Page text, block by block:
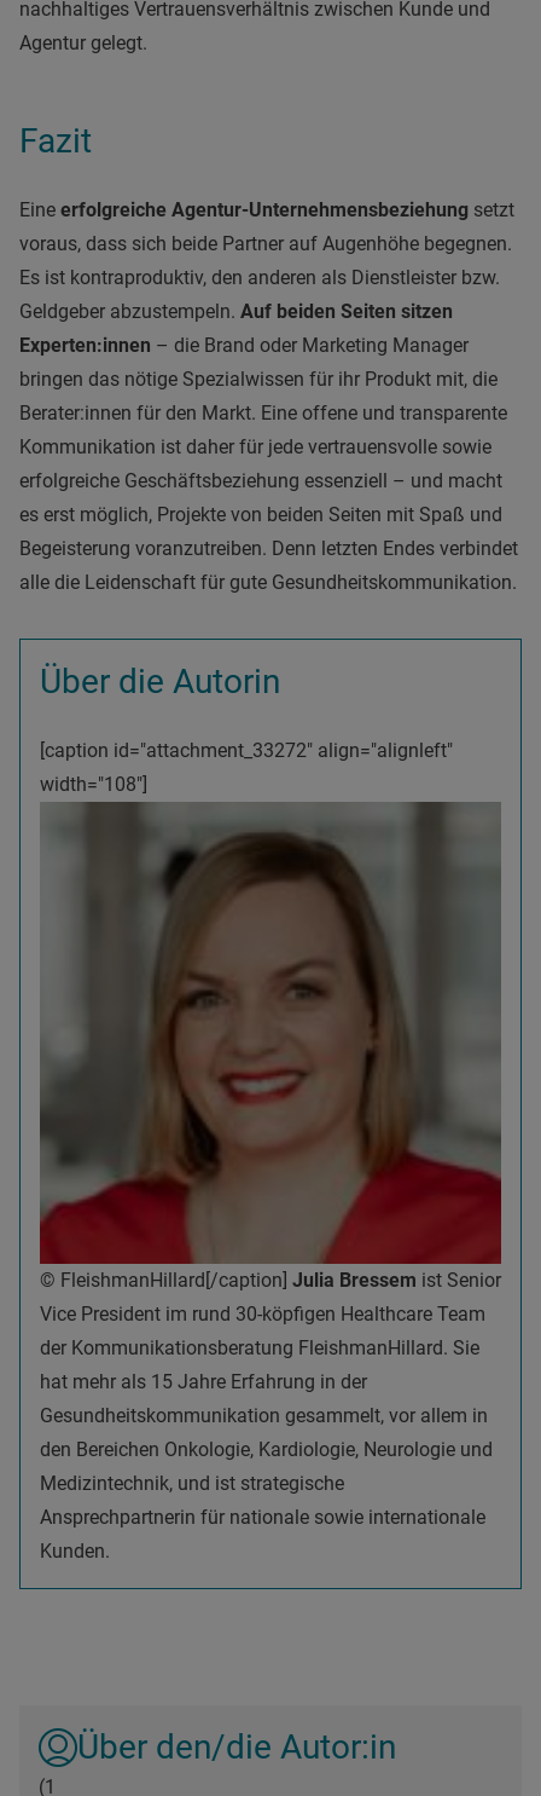
nachhaltiges Vertrauensverhältnis zwischen Kunde und
Agentur gelegt.
Fazit
Eine erfolgreiche Agentur-Unternehmensbeziehung setzt
voraus, dass sich beide Partner auf Augenhöhe begegnen.
Es ist kontraproduktiv, den anderen als Dienstleister bzw.
Geldgeber abzustempeln. Auf beiden Seiten sitzen
Experten:innen – die Brand oder Marketing Manager
bringen das nötige Spezialwissen für ihr Produkt mit, die
Berater:innen für den Markt. Eine offene und transparente
Kommunikation ist daher für jede vertrauensvolle sowie
erfolgreiche Geschäftsbeziehung essenziell – und macht
es erst möglich, Projekte von beiden Seiten mit Spaß und
Begeisterung voranzutreiben. Denn letzten Endes verbindet
alle die Leidenschaft für gute Gesundheitskommunikation.
Über die Autorin
[caption id="attachment_33272" align="alignleft"
width="108"]
© FleishmanHillard[/caption] Julia Bressem ist Senior
Vice President im rund 30-köpfigen Healthcare Team
der Kommunikationsberatung FleishmanHillard. Sie
hat mehr als 15 Jahre Erfahrung in der
Gesundheitskommunikation gesammelt, vor allem in
den Bereichen Onkologie, Kardiologie, Neurologie und
Medizintechnik, und ist strategische
Ansprechpartnerin für nationale sowie internationale
Kunden.
Über den/die Autor:in
(1